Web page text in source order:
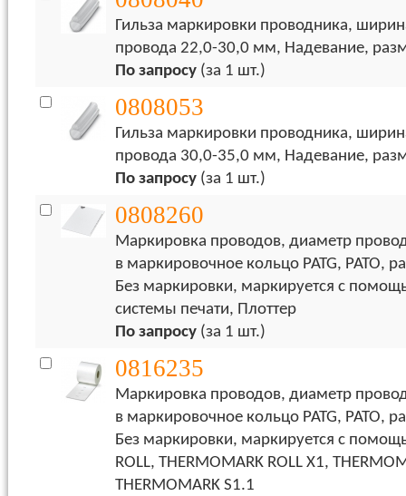
Гильза маркировки проводника,
провода 22,0-30,0 мм, Надевание,
По запросу (за 1 шт.)
0808053
Гильза маркировки проводника,
провода 30,0-35,0 мм, Надевание,
По запросу (за 1 шт.)
0808260
Маркировка проводов, диаметр
в маркировочное кольцо PATG, PATO,
Без маркировки, маркируется с
системы печати, Плоттер
По запросу (за 1 шт.)
0816235
Маркировка проводов, диаметр
в маркировочное кольцо PATG, PATO,
Без маркировки, маркируется с
ROLL, THERMOMARK ROLL X1,
THERMOMARK S1.1